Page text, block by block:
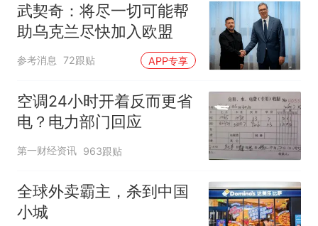
武契奇：将尽一切可能帮
助乌克兰尽快加入欧盟
参考消息 72跟贴 APP专享
空调24小时开着反而更省
电？电力部门回应
第一财经资讯 963跟贴
全球外卖霸主，杀到中国
小城